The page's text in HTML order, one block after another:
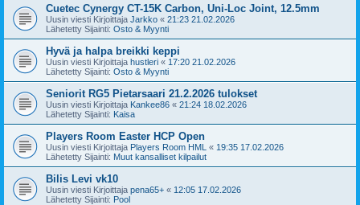
Cuetec Cynergy CT-15K Carbon, Uni-Loc Joint, 12.5mm
Uusin viesti Kirjoittaja Jarkko « 21:23 21.02.2026
Lähetetty Sijainti: Osto & Myynti
Hyvä ja halpa breikki keppi
Uusin viesti Kirjoittaja hustleri « 17:20 21.02.2026
Lähetetty Sijainti: Osto & Myynti
Seniorit RG5 Pietarsaari 21.2.2026 tulokset
Uusin viesti Kirjoittaja Kankee86 « 21:24 18.02.2026
Lähetetty Sijainti: Kaisa
Players Room Easter HCP Open
Uusin viesti Kirjoittaja Players Room HML « 19:35 17.02.2026
Lähetetty Sijainti: Muut kansalliset kilpailut
Bilis Levi vk10
Uusin viesti Kirjoittaja pena65+ « 12:05 17.02.2026
Lähetetty Sijainti: Pool